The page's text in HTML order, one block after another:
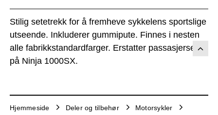
Stilig setetrekk for å fremheve sykkelens sportslige
utseende. Inkluderer gummipute. Finnes i nesten
alle fabrikkstandardfarger. Erstatter passasjersetet
på Ninja 1000SX.
Hjemmeside Deler og tilbehør
Motorsykler